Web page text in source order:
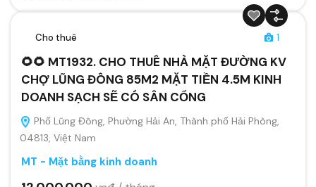
Cho thuê 1
🌻🌻 MT1932. CHO THUÊ NHÀ MẶT ĐƯỜNG KV
CHỢ LŨNG ĐÔNG 85M2 MẶT TIỀN 4.5M KINH
DOANH SẠCH SẼ CÓ SÂN CỔNG
Phố Lũng Đông, Phường Hải An, Thành phố Hải Phòng,
04813, Việt Nam
MT - Mặt bằng kinh doanh